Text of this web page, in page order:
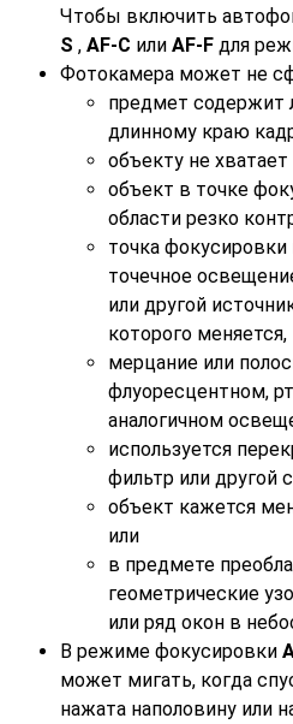
Чтобы включить
S , AF-C или AF-F для
Фотокамера может не
предмет содержит
длинному краю
объекту не хватает
объект в точке
области резко
точка
точечное
или другой
которого меняется,
мерцание или
флуоресцентном,
аналогичном
используется
фильтр или другой
объект кажется
или
в предмете
геометрические
или ряд окон в
В режиме фокусировки
может мигать, когда
нажата наполовину или